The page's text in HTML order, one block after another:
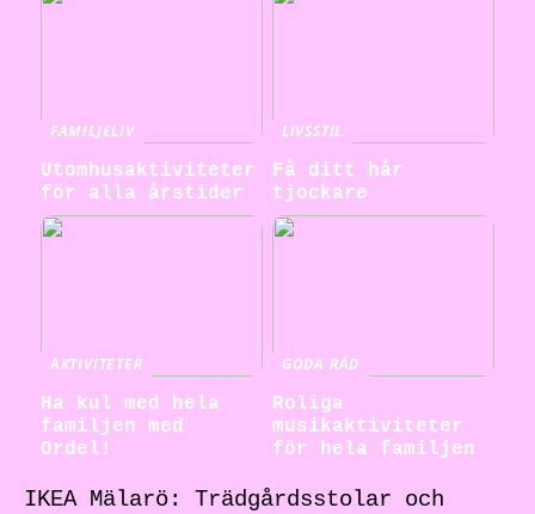
FAMILJELIV
Utomhusaktiviteter
för alla årstider
LIVSSTIL
Få ditt hår
tjockare
AKTIVITETER
Ha kul med hela
familjen med
Ordel!
GODA RÅD
Roliga
musikaktiviteter
för hela familjen
IKEA Mälarö: Trädgårdsstolar och